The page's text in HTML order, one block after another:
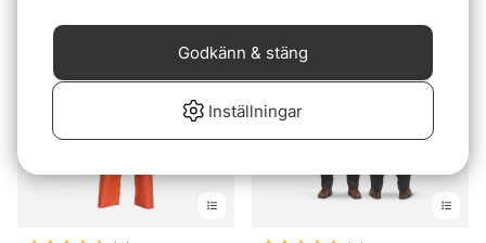
Inställningar
Godkänn & stäng